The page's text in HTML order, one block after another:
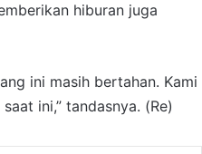
hiburan juga
ini masih bertahan. Kami
ini,” tandasnya. (Re)